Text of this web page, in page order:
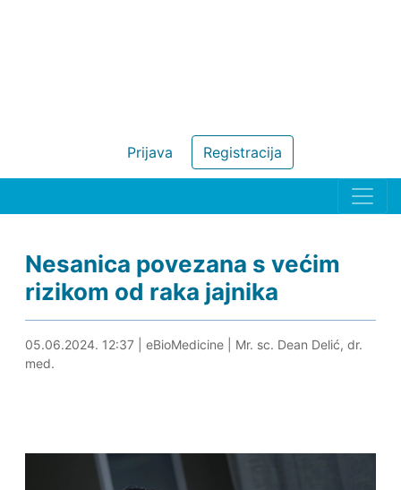
Registracija
Prijava
Nesanica povezana s većim
rizikom od raka jajnika
05.06.2024. 12:54
05.06.2024. 12:37| eBioMedicine| Mr. sc. Dean Delić, dr.
med.